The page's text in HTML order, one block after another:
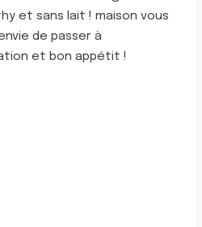
et sans lait ! maison vous
de passer à
et bon appétit !